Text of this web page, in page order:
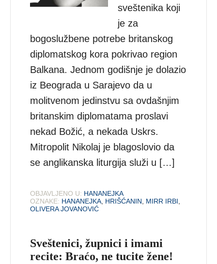
sveštenika koji
je za
bogoslužbene potrebe britanskog
diplomatskog kora pokrivao region
Balkana. Jednom godišnje je dolazio
iz Beograda u Sarajevo da u
molitvenom jedinstvu sa ovdašnjim
britanskim diplomatama proslavi
nekad Božić, a nekada Uskrs.
Mitropolit Nikolaj je blagoslovio da
se anglikanska liturgija služi u […]
OBJAVLJENO U: HANANEJKA
OZNAKE: HANANEJKA, HRIŠĆANIN, MIRR IRBI,
OLIVERA JOVANOVIĆ
Sveštenici, župnici i imami
recite: Braćo, ne tucite žene!